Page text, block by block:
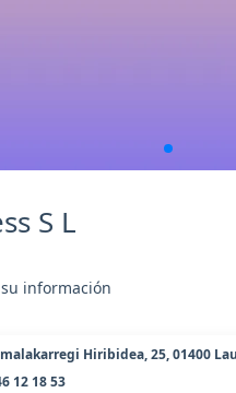
S L
información
Hiribidea, 25, 01400
12 18 53